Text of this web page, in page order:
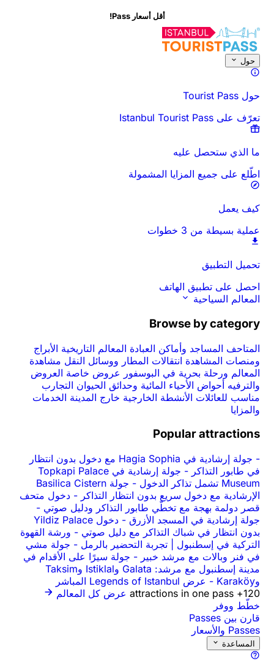
أقل أسعار Pass!
حول
حول Tourist Pass
تعرّف على Istanbul Tourist Pass
ما الذي ستحصل عليه
اطّلع على جميع المزايا المشمولة
كيف يعمل
عملية بسيطة من 3 خطوات
تحميل التطبيق
احصل على تطبيق الهاتف
المعالم السياحية
Browse by category
المتاحف المساجد وأماكن العبادة المعالم التاريخية الأبراج
ومنصات المشاهدة انتقالات المطار ووسائل النقل مشاهدة
المعالم ورحلة بحرية في البوسفور عروض خاصة العروض
والترفيه أحواض الأحياء المائية وحدائق الحيوان التجارب
مناسب للعائلات الأنشطة الخارجية خارج المدينة الخدمات
والمزايا
Popular attractions
-
جولة إرشادية في Hagia Sophia مع دخول بدون انتظار
في طابور التذاكر -
جولة إرشادية في Topkapi Palace
Museum تشمل تذاكر الدخول
-
جولة Basilica Cistern
الإرشادية مع دخول سريع بدون انتظار التذاكر - دخول متحف
قصر دولمة بهجة مع تخطّي طابور التذاكر ودليل صوتي -
جولة إرشادية في المسجد الأزرق -
دخول Yildiz Palace
بدون انتظار في شباك التذاكر مع دليل صوتي - ورشة القهوة
التركية في إسطنبول | تجربة التحضير بالرمل - جولة مشي
في فنر وبالات مع مرشد خبير - جولة سيرًا على الأقدام في
مدينة إسطنبول مع مرشد: Galata وIstiklal وTaksim
وKaraköy
- عرض Legends of Istanbul المباشر
120+ attractions in one pass
عرض كل المعالم
خطّط ووفر
قارن بين Passes
Passes والأسعار
المساعدة